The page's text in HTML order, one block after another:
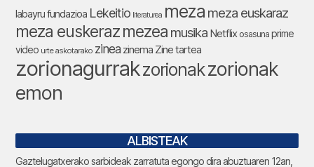
labayru fundazioa Lekeitio literaturea meza meza euskaraz
meza euskerazmezea musika Netflix osasuna prime
video urte askotarako zinea zinema Zine tartea
zorionagurrakzorionakzorionak
emon
ALBISTEAK
Gaztelugatxerako sarbideak zarratuta egongo dira abuztuaren 12an,